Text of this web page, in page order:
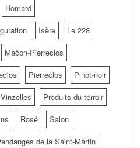
Homard
Isère
Le 228
Maĉon-Pierreclos
Pierreclos
Pinot-noir
Produits du terroir
Rosé
Salon
de la Saint-Martin